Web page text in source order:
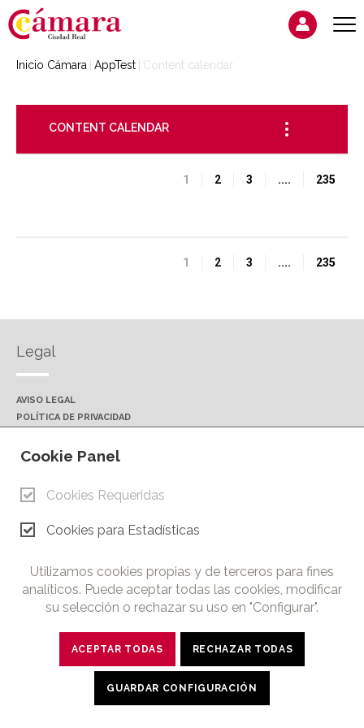
Inicio Cámara AppTest Content calendar
CONTENT CALENDAR
1 2 3 .... 235
1 2 3 .... 235
Legal
AVISO LEGAL
POLÍTICA DE PRIVACIDAD
CONTACTO
facebooktwitterlinkedinyoutube
© Copyright 2026.
derechos reservados. Prohibida la reproducción total o parcial
Cookie Panel
Cookies Requeridas
Cookies para Estadísticas
Utilizamos cookies propias y de terceros para fines
analíticos. Puede aceptar todas las cookies, modificar
su selección o rechazar su uso en "Configurar".
ACEPTAR TODAS RECHAZAR TODAS
GUARDAR CONFIGURACIÓN